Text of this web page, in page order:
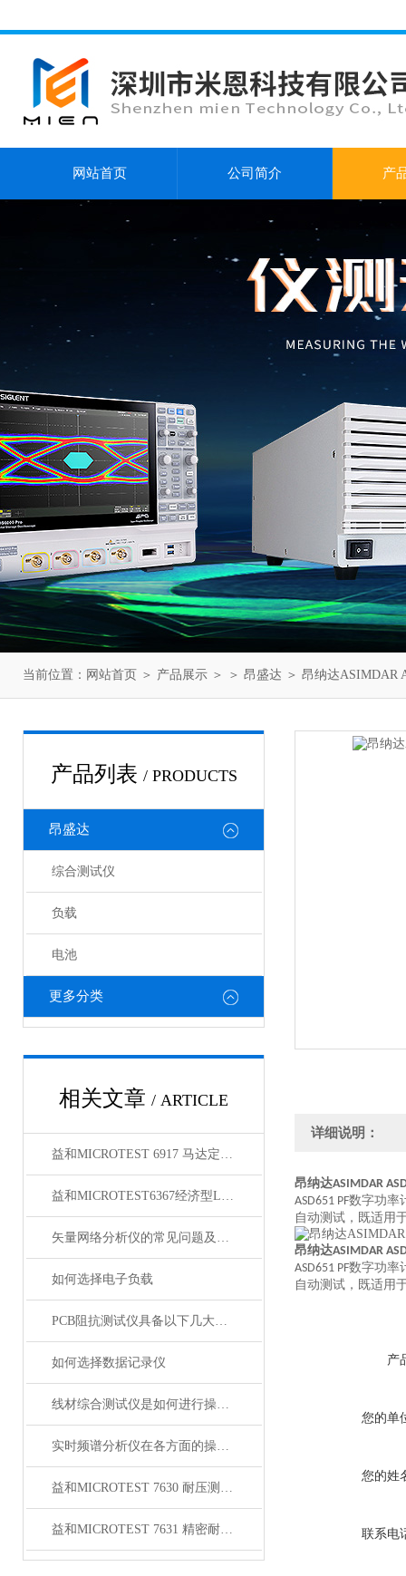
网站首页 公司简介 产
当前位置： 网站首页 ＞ 产品展示 ＞ ＞ 昂盛达 ＞ 昂纳达ASIMDAR
产品列表 / PRODUCTS
昂盛达
综合测试仪
负载
电池
更多分类
相关文章 / ARTICLE
益和MICROTEST 6917 马达定子测试系统
益和MICROTEST6367经济型LCR测试仪
矢量网络分析仪的常见问题及其分析
如何选择电子负载
PCB阻抗测试仪具备以下几大特点
如何选择数据记录仪
线材综合测试仪是如何进行操作的呢？
实时频谱分析仪在各方面的操作事项
益和MICROTEST 7630 耐压测试仪
益和MICROTEST 7631 精密耐压测试仪
详细说明：
昂纳达ASIMDAR
ASD651 PF数字功率
自动测试，既适用
昂纳达ASIMDAR
ASD651 PF数字功率
自动测试，既适用
产
您的单
您的姓
联系电